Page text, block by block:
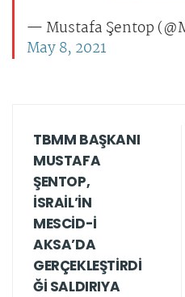
— Mustafa Şentop
May 8, 2021
TBMM BAŞKANI
MUSTAFA
ŞENTOP,
İSRAİL’İN
MESCİD-İ
AKSA’DA
GERÇEKLEŞTİRDİ
Ğİ SALDIRIYA